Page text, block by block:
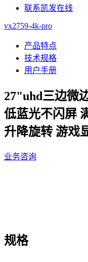
联系凯发在线
vx2759-4k-pro
产品特点
技术规格
用户手册
27"uhd三边微
低蓝光不闪屏
升降旋转 游戏
业务咨询
规格